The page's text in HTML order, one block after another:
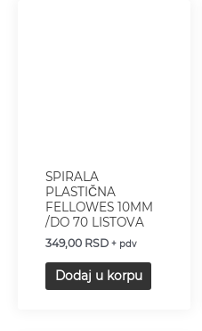
SPIRALA
PLASTIČNA
FELLOWES 10MM
/DO 70 LISTOVA
349,00 RSD + pdv
Dodaj u korpu